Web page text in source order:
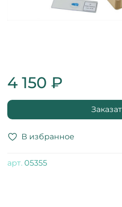
В избранное
арт. 05355
4 150 ₽